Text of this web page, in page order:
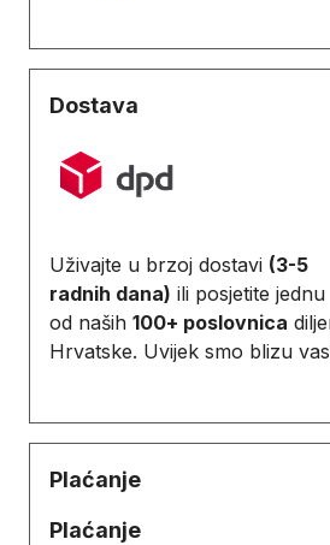
Dostava
Uživajte u brzoj dostavi (3-5
radnih dana) ili posjetite jednu
od naših 100+ poslovnica
Hrvatske. Uvijek smo blizu
Plaćanje
Plaćanje